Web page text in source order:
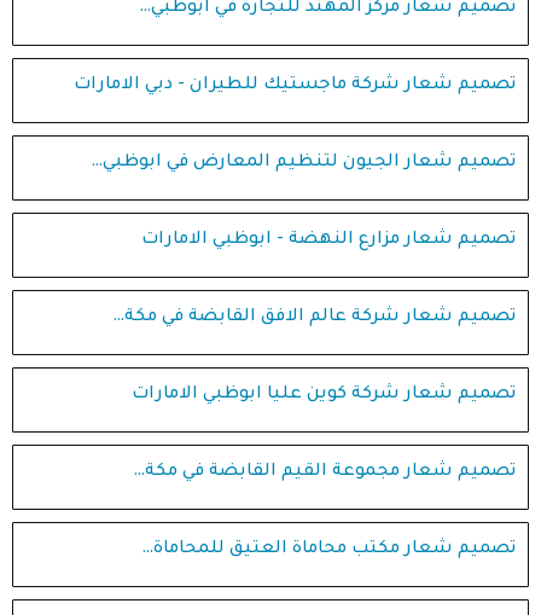
تصميم شعار مركز المهند للتجارة في ابوظبي…
تصميم شعار شركة ماجستيك للطيران - دبي الامارات
تصميم شعار الجيون لتنظيم المعارض في ابوظبي…
تصميم شعار مزارع النهضة - ابوظبي الامارات
تصميم شعار شركة عالم الافق القابضة في مكة…
تصميم شعار شركة كوين عليا ابوظبي الامارات
تصميم شعار مجموعة القيم القابضة في مكة…
تصميم شعار مكتب محاماة العتيق للمحاماة…